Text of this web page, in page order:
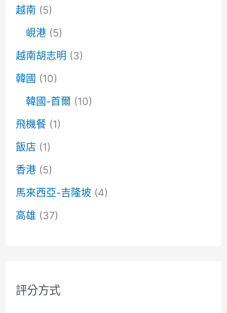
越南 (5)
峴港(5)
越南胡志明 (3)
韓國 (10)
韓國-首爾 (10)
飛機餐 (1)
飯店 (1)
香港(5)
馬來西亞-吉隆坡 (4)
高雄 (37)
評分方式